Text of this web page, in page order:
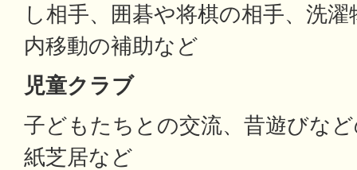
し相手、囲碁や将棋の相手、洗
内移動の補助など
児童クラブ
子どもたちとの交流、昔遊びな
紙芝居など